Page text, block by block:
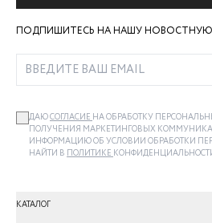
ПОДПИШИТЕСЬ НА НАШУ НОВОСТНУЮ
ДАЮСОГЛАСИЕ НА ОБРАБОТКУ
ПОЛУЧЕНИЯ МАРКЕТИНГОВЫХ
ИНФОРМАЦИЮ ОБ УСЛОВИИ ОБРАБОТКИ
НАЙТИ В ПОЛИТИКЕ
КАТАЛОГ